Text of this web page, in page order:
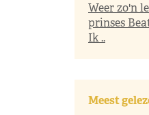
Weer zo'n
prinses
Ik ..
Meest